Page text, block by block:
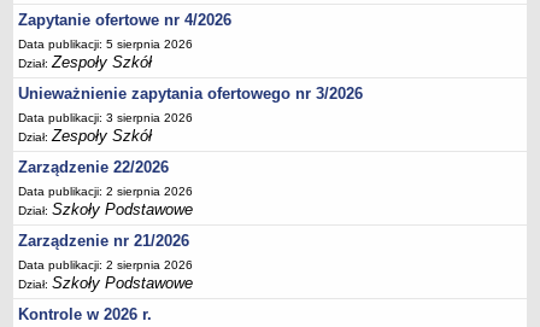
Sprawozdania
Deklaracja dostępności
PORADNIE PSYCHOLOGICZNO-PEDAGOGICZNE
Zespół Poradni
BIURO FINANSÓW OŚWIATY
Dane podstawowe
Statut
Majątek
Godziny dyżurów
Ogłoszenia
Zarządzenia
Zapytanie ofertowe nr 4/2026
Data publikacji: 5 sierpnia 2026
Dział:Zespoły Szkół
Unieważnienie zapytania ofertowego nr 3/2026
Data publikacji: 3 sierpnia 2026
Dział:Zespoły Szkół
Zarządzenie 22/2026
Data publikacji: 2 sierpnia 2026
Dział:Szkoły Podstawowe
Zarządzenie nr 21/2026
Data publikacji: 2 sierpnia 2026
Dział:Szkoły Podstawowe
Kontrole w 2026 r.